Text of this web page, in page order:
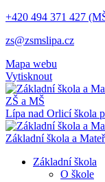
+420 494 371 427
zs@zsmslipa.cz
Mapa webu
Vytisknout
ZŠ a MŠ
Lípa nad Orlicíškola
Základní škola a
Základní škola
O škole